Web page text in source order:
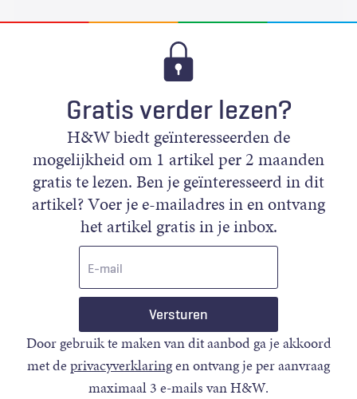
Gratis verder lezen?
H&W biedt geïnteresseerden de
mogelijkheid om 1 artikel per 2 maanden
gratis te lezen. Ben je geïnteresseerd in dit
artikel? Voer je e-mailadres in en ontvang
het artikel gratis in je inbox.
Door gebruik te maken van dit aanbod ga je akkoord
met deprivacyverklaringen ontvang je per aanvraag
maximaal 3 e-mails van H&W.